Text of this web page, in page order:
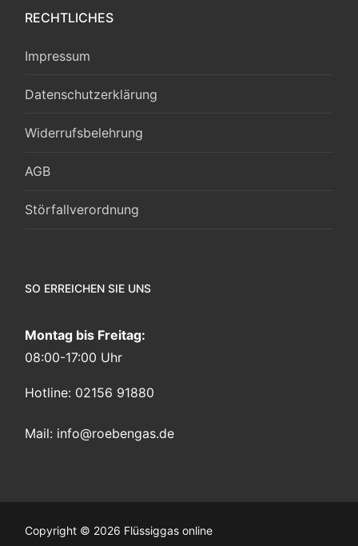
RECHTLICHES
Impressum
Datenschutzerklärung
Widerrufsbelehrung
AGB
Störfallverordnung
SO ERREICHEN SIE UNS
Montag bis Freitag:
08:00-17:00 Uhr
Hotline: 02156 91880
Mail: info@roebengas.de
Copyright © 2026 Flüssiggas online